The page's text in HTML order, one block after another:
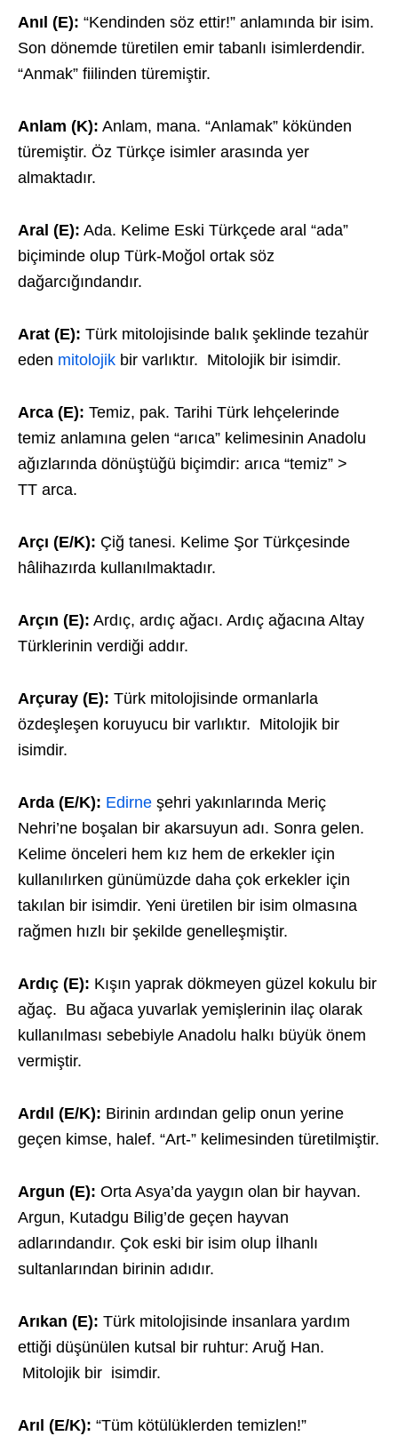
Anıl (E): “Kendinden söz ettir!” anlamında bir isim.
Son dönemde türetilen emir tabanlı isimlerdendir.
“Anmak” fiilinden türemiştir.
Anlam (K): Anlam, mana. “Anlamak” kökünden
türemiştir. Öz Türkçe isimler arasında yer
almaktadır.
Aral (E): Ada. Kelime Eski Türkçede aral “ada”
biçiminde olup Türk-Moğol ortak söz
dağarcığındandır.
Arat (E): Türk mitolojisinde balık şeklinde tezahür
eden mitolojik bir varlıktır. Mitolojik bir isimdir.
Arca (E): Temiz, pak. Tarihi Türk lehçelerinde
temiz anlamına gelen “arıca” kelimesinin Anadolu
ağızlarında dönüştüğü biçimdir: arıca “temiz” >
TT arca.
Arçı (E/K): Çiğ tanesi. Kelime Şor Türkçesinde
hâlihazırda kullanılmaktadır.
Arçın (E): Ardıç, ardıç ağacı. Ardıç ağacına Altay
Türklerinin verdiği addır.
Arçuray (E): Türk mitolojisinde ormanlarla
özdeşleşen koruyucu bir varlıktır. Mitolojik bir
isimdir.
Arda (E/K): Edirne şehri yakınlarında Meriç
Nehri’ne boşalan bir akarsuyun adı. Sonra gelen.
Kelime önceleri hem kız hem de erkekler için
kullanılırken günümüzde daha çok erkekler için
takılan bir isimdir. Yeni üretilen bir isim olmasına
rağmen hızlı bir şekilde genelleşmiştir.
Ardıç (E): Kışın yaprak dökmeyen güzel kokulu bir
ağaç. Bu ağaca yuvarlak yemişlerinin ilaç olarak
kullanılması sebebiyle Anadolu halkı büyük önem
vermiştir.
Ardıl (E/K): Birinin ardından gelip onun yerine
geçen kimse, halef. “Art-” kelimesinden türetilmiştir.
Argun (E): Orta Asya’da yaygın olan bir hayvan.
Argun, Kutadgu Bilig’de geçen hayvan
adlarındandır. Çok eski bir isim olup İlhanlı
sultanlarından birinin adıdır.
Arıkan (E): Türk mitolojisinde insanlara yardım
ettiği düşünülen kutsal bir ruhtur: Aruğ Han.
Mitolojik bir isimdir.
Arıl (E/K): “Tüm kötülüklerden temizlen!”